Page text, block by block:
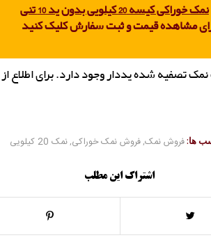
نمک خوراکی کیسه 20 کیلویی بدون ید 10 تنی
مشاهده قیمت و ثبت سفارش کلیک کنید
تصفیه شده یددار وجود دارد. برای اطلاع
ها:فروش نمک, فروش نمک خوراکی, نمک 20 کیلویی
اشتراک این مطلب